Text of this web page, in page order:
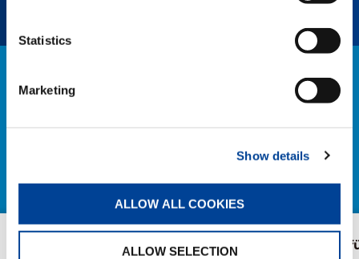
Statistics
Marketing
Show details
ALLOW ALL COOKIES
ALLOW SELECTION
NEWS
ALLE NEWS
AC 7.450-1 in Brügge AC 5.250L-2